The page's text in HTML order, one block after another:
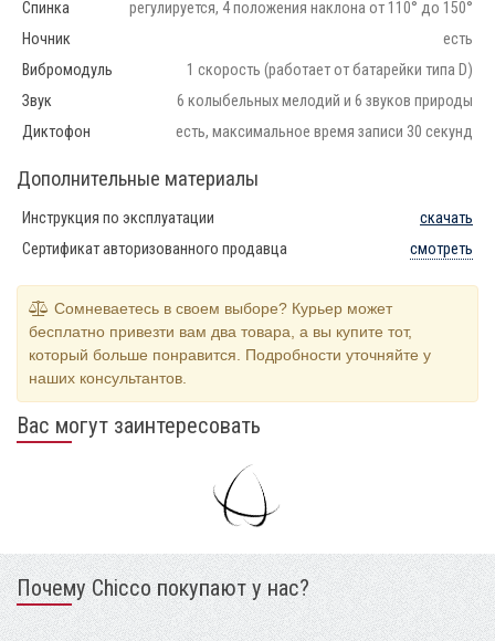
Спинка
регулируется, 4 положения наклона от 110° до 150°
Ночник
есть
Вибромодуль
1 скорость (работает от батарейки типа D)
Звук
6 колыбельных мелодий и 6 звуков природы
Диктофон
есть, максимальное время записи 30 секунд
Дополнительные материалы
Инструкция по эксплуатации
скачать
Сертификат авторизованного продавца
смотреть
Сомневаетесь в своем выборе? Курьер может
бесплатно привезти вам два товара, а вы купите тот,
который больше понравится. Подробности уточняйте у
наших консультантов.
Вас могут заинтересовать
Почему Chicco покупают у нас?